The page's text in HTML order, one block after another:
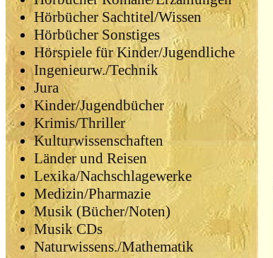
Hörbücher Sachtitel/Wissen
Hörbücher Sonstiges
Hörspiele für Kinder/Jugendliche
Ingenieurw./Technik
Jura
Kinder/Jugendbücher
Krimis/Thriller
Kulturwissenschaften
Länder und Reisen
Lexika/Nachschlagewerke
Medizin/Pharmazie
Musik (Bücher/Noten)
Musik CDs
Naturwissens./Mathematik